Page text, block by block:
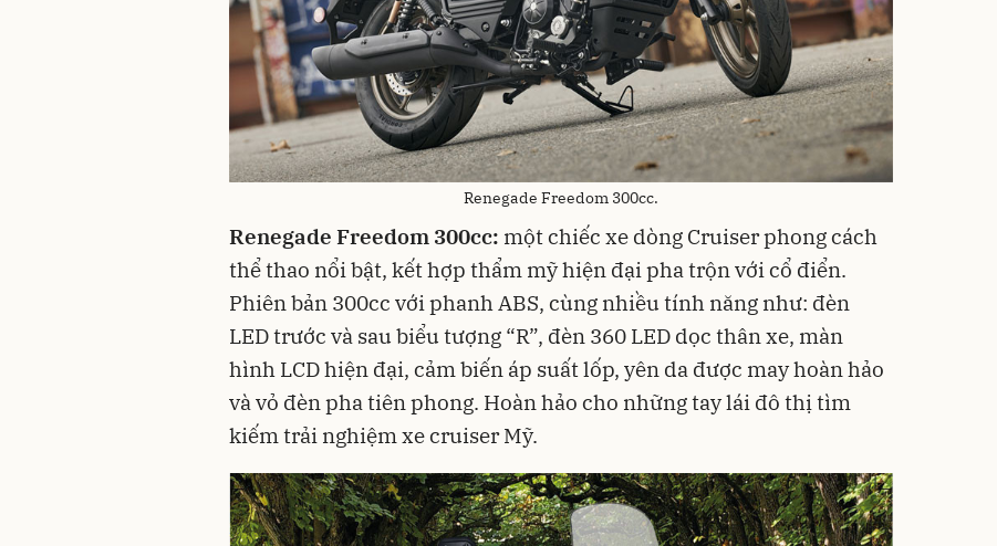
Renegade Freedom 300cc.
Renegade Freedom 300cc: một chiếc xe dòng Cruiser phong cách
thể thao nổi bật, kết hợp thẩm mỹ hiện đại pha trộn với cổ điển.
Phiên bản 300cc với phanh ABS, cùng nhiều tính năng như: đèn
LED trước và sau biểu tượng “R”, đèn 360 LED dọc thân xe, màn
hình LCD hiện đại, cảm biến áp suất lốp, yên da được may hoàn hảo
và vỏ đèn pha tiên phong. Hoàn hảo cho những tay lái đô thị tìm
kiếm trải nghiệm xe cruiser Mỹ.